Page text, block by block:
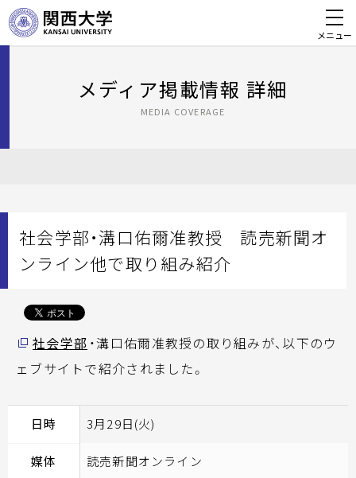
メニュー
メディア掲載情報 詳細
MEDIA COVERAGE
社会学部・溝口佑爾准教授 読売新聞オ
ンライン他で取り組み紹介
社会学部 ・溝口佑爾准教授の取り組みが、以下のウ
ェブサイトで紹介されました。
日時 3月29日(火)
媒体 読売新聞オンライン